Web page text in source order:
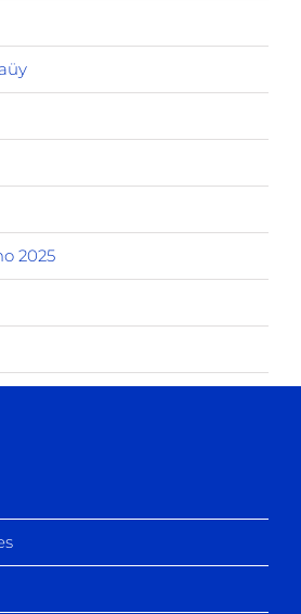
2025